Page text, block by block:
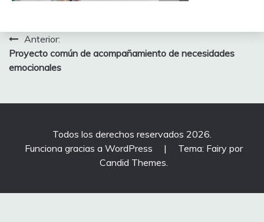
Navegación
de
Anterior:
Proyecto común de acompañamiento de necesidades
emocionales
Todos los derechos reservados 2026.
Funciona gracias a WordPress
|
Tema: Fairy por
Candid Themes